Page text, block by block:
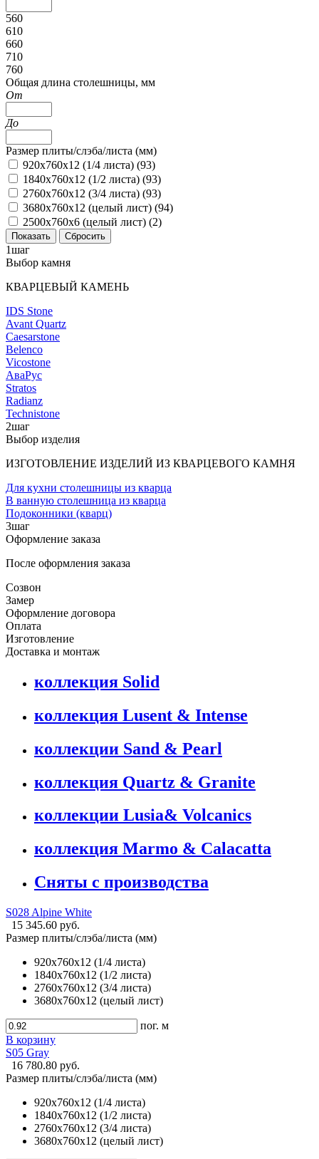
560
610
660
710
760
Общая длина столешницы, мм
От
До
Размер плиты/слэба/листа (мм)
920х760х12 (1/4 листа) (93)
1840х760х12 (1/2 листа) (93)
2760х760х12 (3/4 листа) (93)
3680х760х12 (целый лист) (94)
2500х760х6 (целый лист) (2)
1шаг
Выбор камня
КВАРЦЕВЫЙ КАМЕНЬ
IDS Stone
Avant Quartz
Caesarstone
Belenco
Vicostone
АваРус
Stratos
Radianz
Technistone
2шаг
Выбор изделия
ИЗГОТОВЛЕНИЕ ИЗДЕЛИЙ ИЗ КВАРЦЕВОГО КАМНЯ
Для кухни столешницы из кварца
В ванную столешница из кварца
Подоконники (кварц)
3шаг
Оформление заказа
После оформления заказа
Созвон
Замер
Оформление договора
Оплата
Изготовление
Доставка и монтаж
коллекция Solid
коллекция Lusent & Intense
коллекции Sand & Pearl
коллекция Quartz & Granite
коллекции Lusia& Volcanics
коллекция Marmo & Calacatta
Сняты с производства
S028 Alpine White
15 345.60 руб.
Размер плиты/слэба/листа (мм)
920х760х12 (1/4 листа)
1840х760х12 (1/2 листа)
2760х760х12 (3/4 листа)
3680х760х12 (целый лист)
пог. м
В корзину
S05 Gray
16 780.80 руб.
Размер плиты/слэба/листа (мм)
920х760х12 (1/4 листа)
1840х760х12 (1/2 листа)
2760х760х12 (3/4 листа)
3680х760х12 (целый лист)